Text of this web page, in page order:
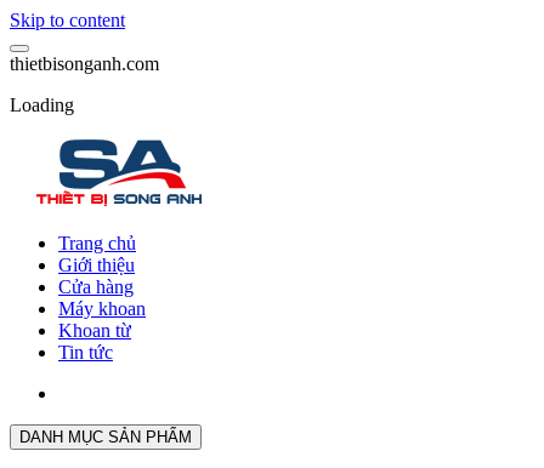
Skip to content
thietbisonganh.com
Loading
Trang chủ
Giới thiệu
Cửa hàng
Máy khoan
Khoan từ
Tin tức
DANH MỤC SẢN PHẨM